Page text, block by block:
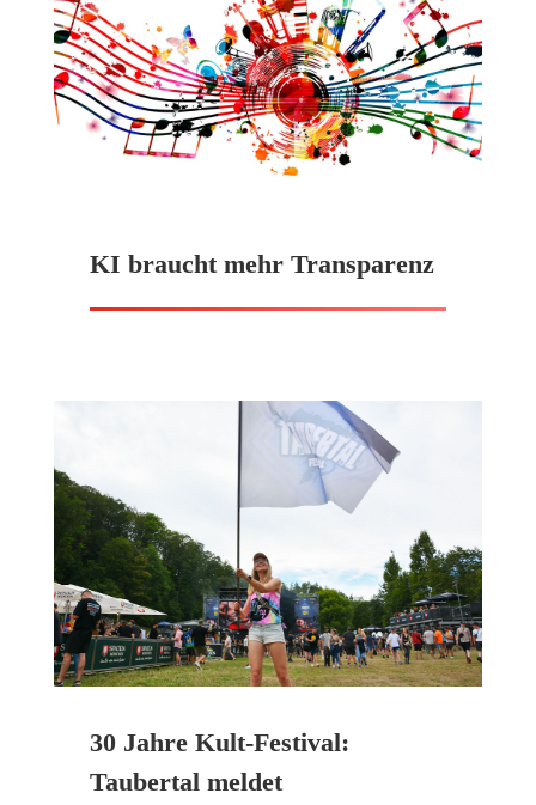
KI braucht mehr Transparenz
30 Jahre Kult-Festival:
Taubertal meldet